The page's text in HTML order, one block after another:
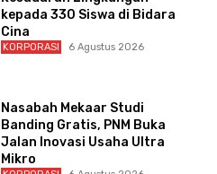
kepada 330 Siswa di Bidara
Cina
KORPORASI 6 Agustus 2026
Nasabah Mekaar Studi
Banding Gratis, PNM Buka
Jalan Inovasi Usaha Ultra
Mikro